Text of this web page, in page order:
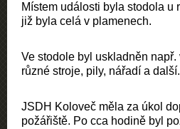
Místem události byla stodola u
již byla celá v plamenech.
Ve stodole byl uskladněn
různé stroje, pily, nářadí a další.
JSDH Koloveč měla za úkol
požářiště. Po cca hodině byl